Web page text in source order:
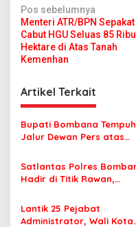
N
a
v
i
g
a
s
i
p
o
s
Pos sebelumnya
Menteri ATR/BPN Sepakat
Cabut HGU Seluas 85 Ribu
Hektare di Atas Tanah
Kemenhan
Artikel Terkait
Bupati Bombana Tempuh
Jalur Dewan Pers atas
Korupsi Jembatan Cirauci
Satlantas Polres
Hadir di Titik Rawan,
Sekolah dengan Aman
Lantik 25 Pejabat
Administrator, Wali Kota